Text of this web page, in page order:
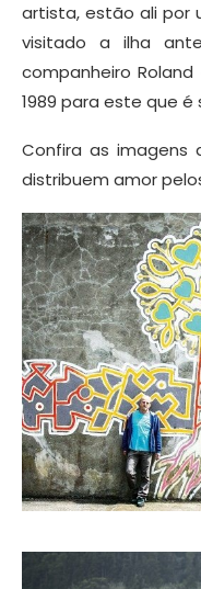
artista, estão ali por
visitado a ilha
companheiro
1989 para este que é
Confira as imagens
distribuem amor